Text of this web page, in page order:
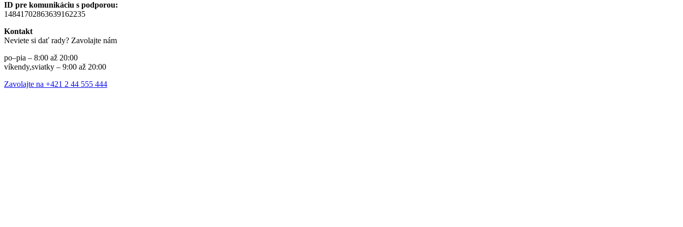
ID pre komunikáciu s podporou:
14841702863639162235
Kontakt
Neviete si dať rady? Zavolajte nám
po–pia – 8:00 až 20:00
víkendy,sviatky – 9:00 až 20:00
Zavolajte na +421 2 44 555 444